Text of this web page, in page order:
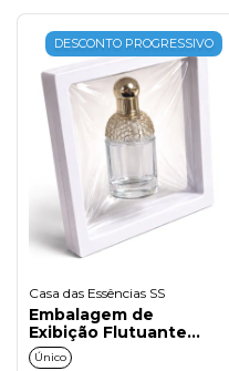
DESCONTO PROGRESSIVO
Casa das Essências SS
Embalagem de
Exibição Flutuante
9x9cm Branco
Único